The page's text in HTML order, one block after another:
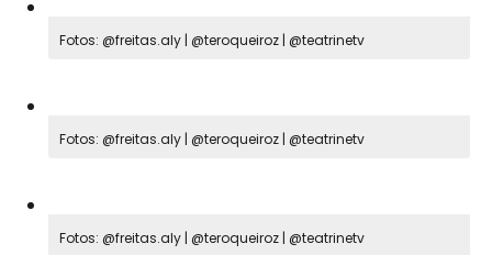
Fotos: @freitas.aly | @teroqueiroz | @teatrinetv
Fotos: @freitas.aly | @teroqueiroz | @teatrinetv
Fotos: @freitas.aly | @teroqueiroz | @teatrinetv